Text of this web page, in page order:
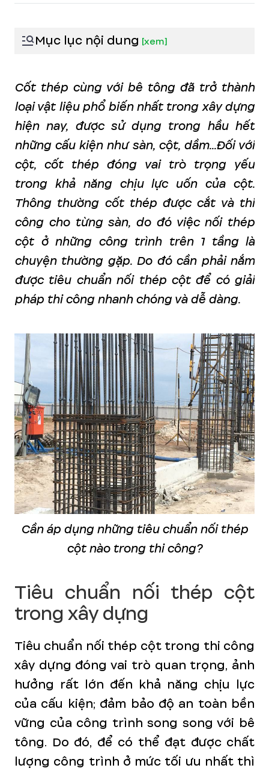
Mục lục nội dung [xem]
Cốt thép cùng với bê tông đã trở thành
loại vật liệu phổ biến nhất trong xây dựng
hiện nay, được sử dụng trong hầu hết
những cấu kiện như sàn, cột, dầm...Đối với
cột, cốt thép đóng vai trò trọng yếu
trong khả năng chịu lực uốn của cột.
Thông thường cốt thép được cắt và thi
công cho từng sàn, do đó việc nối thép
cột ở những công trình trên 1 tầng là
chuyện thường gặp. Do đó cần phải nắm
được tiêu chuẩn nối thép cột để có giải
pháp thi công nhanh chóng và dễ dàng.
Cần áp dụng những tiêu chuẩn nối thép
cột nào trong thi công?
Tiêu chuẩn nối thép cột
trong xây dựng
Tiêu chuẩn nối thép cột trong thi công
xây dựng đóng vai trò quan trọng, ảnh
hưởng rất lớn đến khả năng chịu lực
của cấu kiện; đảm bảo độ an toàn bền
vững của công trình song song với bê
tông. Do đó, để có thể đạt được chất
lượng công trình ở mức tối ưu nhất thì